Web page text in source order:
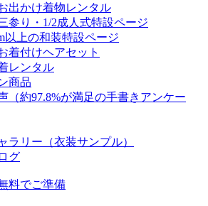
出かけ着物レンタル
参り・1/2成人式特設ページ
以上の和装特設ページ
着付けヘアセット
レンタル
商品
（約97.8%が満足の手書きアンケー
ラリー（衣装サンプル）
グ
料でご準備